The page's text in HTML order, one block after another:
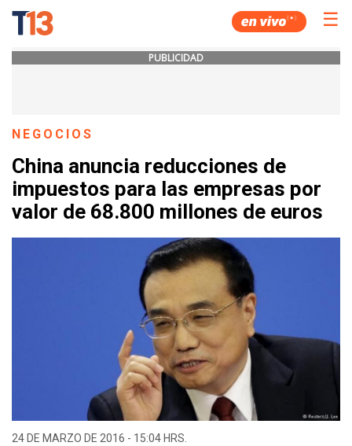
☰
PUBLICIDAD
NEGOCIOS
China anuncia reducciones de
impuestos para las empresas por
valor de 68.800 millones de euros
24 DE MARZO DE 2016 - 15:04 HRS.